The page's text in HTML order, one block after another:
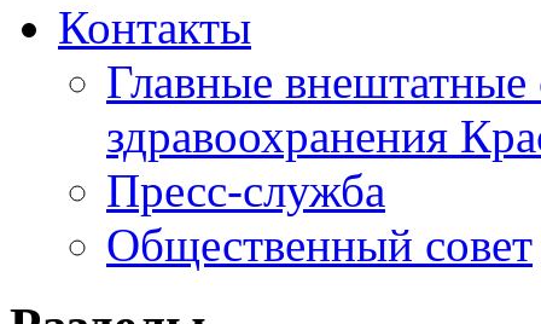
Контакты
Главные внештатные
здравоохранения
Пресс-служба
Общественный совет